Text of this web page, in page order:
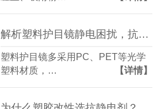
解析塑料护目镜静电困扰，抗静电改性提升使用体验
塑料护目镜多采用PC、PET等光学
塑料材质，…
【详情】